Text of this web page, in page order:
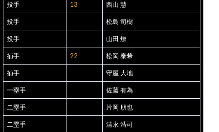
投手 13 西山 慧
投手 松島 司樹
投手 山田 燎
捕手 22 松岡 泰希
捕手 守屋 大地
一塁手 佐藤 有為
二塁手 片岡 朋也
二塁手 清永 浩司